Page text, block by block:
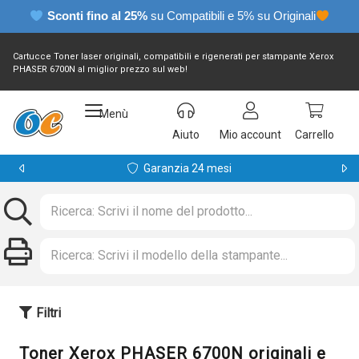
Sconti fino al 25% su Compatibili e 5% su Originali
Cartucce Toner laser originali, compatibili e rigenerati per stampante Xerox
PHASER 6700N al miglior prezzo sul web!
Menù
Aiuto
Mio account Carrello
Garanzia 24 mesi
Filtri
Toner Xerox PHASER 6700N originali e